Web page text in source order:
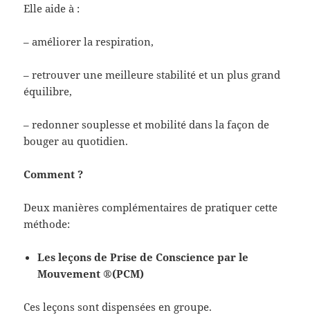
Elle aide à :
– améliorer la respiration,
– retrouver une meilleure stabilité et un plus grand
équilibre,
– redonner souplesse et mobilité dans la façon de
bouger au quotidien.
Comment?
Deux manières complémentaires de pratiquer cette
méthode:
Les leçons de Prise de Conscience par le
Mouvement®(PCM)
Ces leçons sont dispensées en groupe.